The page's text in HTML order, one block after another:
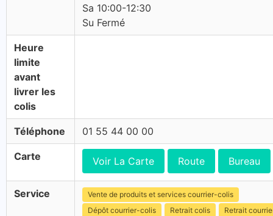
Sa 10:00-12:30
Su Fermé
Heure
limite
avant
livrer les
colis
Téléphone 01 55 44 00 00
Carte Voir La Carte Route Bureau
Service
Vente de produits et services courrier-colis
Dépôt courrier-colis
Retrait colis
Retrait